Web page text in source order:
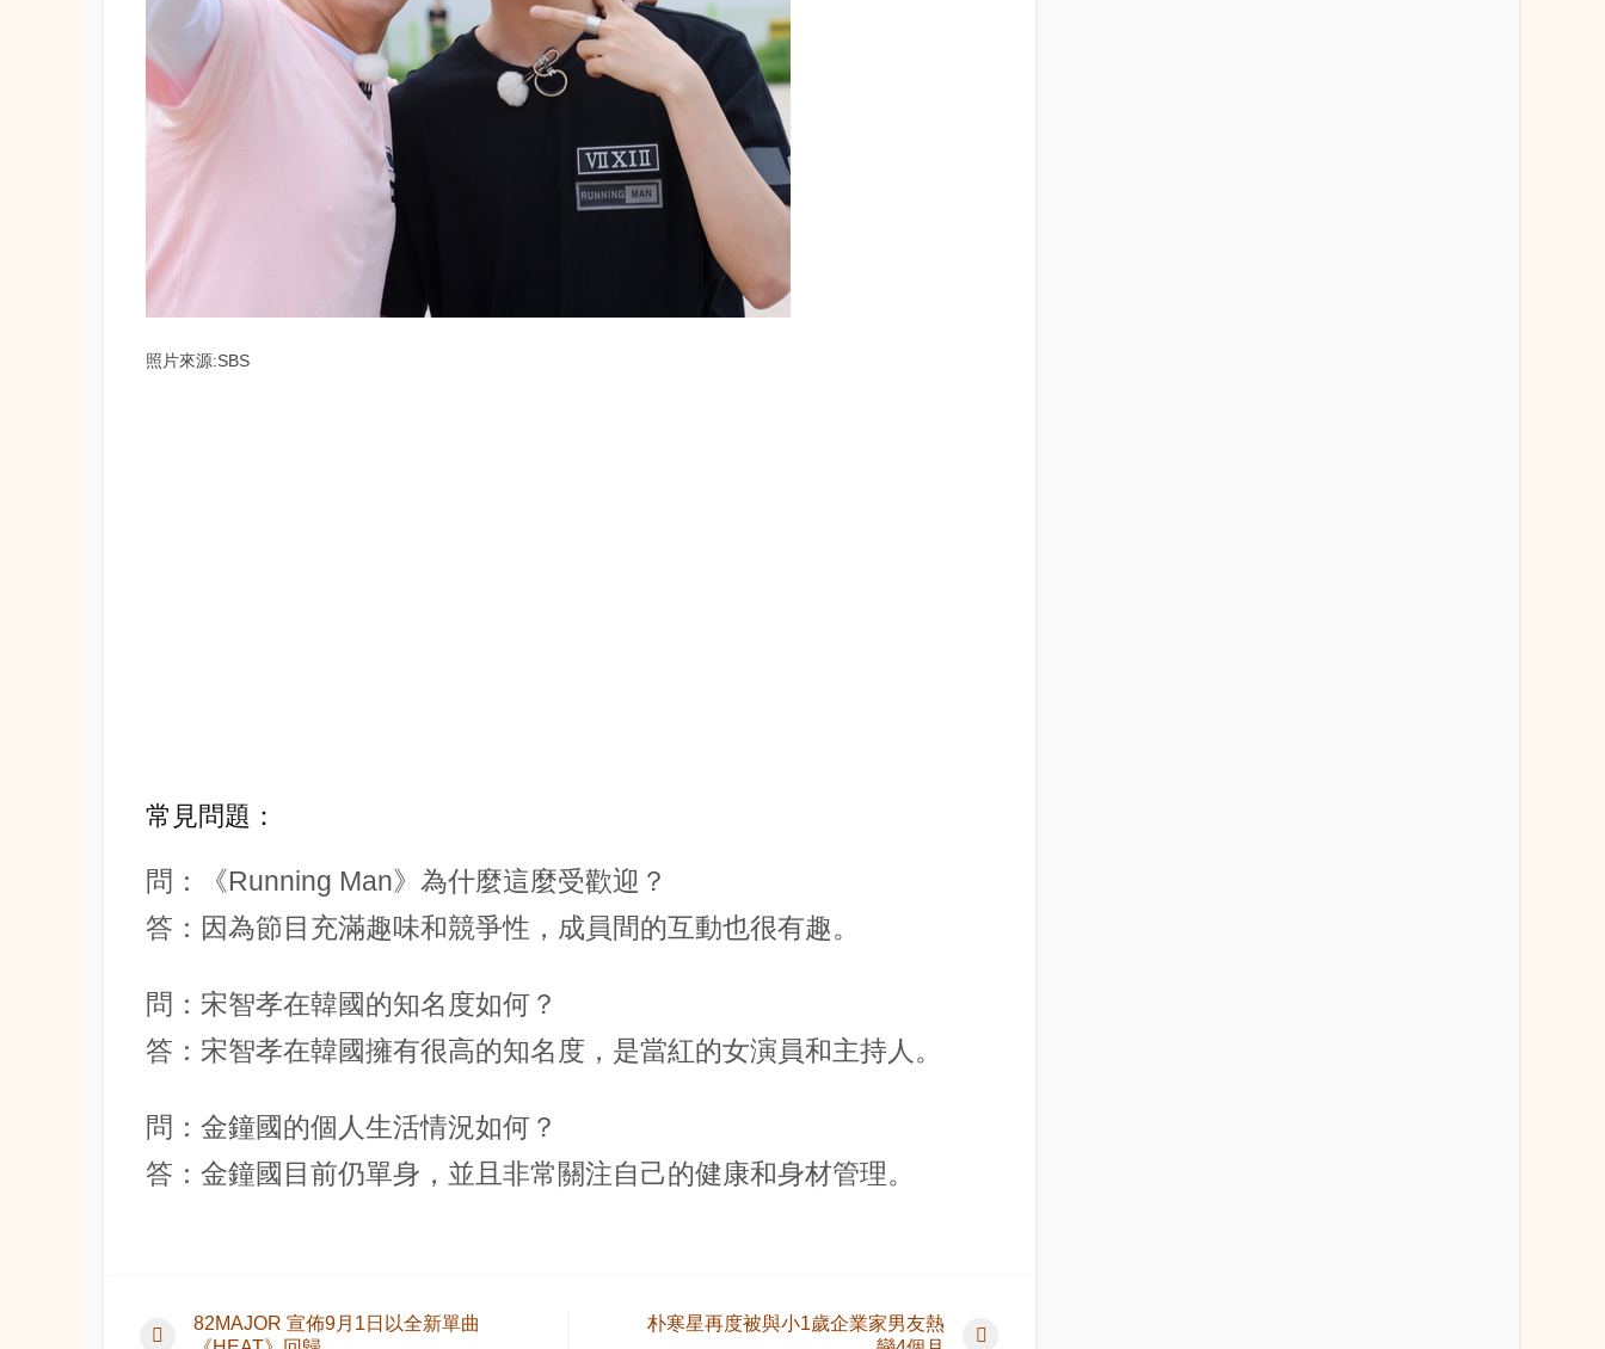
照片來源:SBS
常見問題：
問：《Running Man》為什麼這麼受歡迎？
答：因為節目充滿趣味和競爭性，成員間的互動也很有趣。
問：宋智孝在韓國的知名度如何？
答：宋智孝在韓國擁有很高的知名度，是當紅的女演員和主持人。
問：金鐘國的個人生活情況如何？
答：金鐘國目前仍單身，並且非常關注自己的健康和身材管理。
82MAJOR 宣佈9月1日以全新單曲
朴寒星再度被與小1歲企業家男友熱